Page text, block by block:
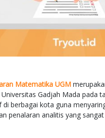
Matematika UGM
Gadjah Mada pada
berbagai kota guna
penalaran analitis yang